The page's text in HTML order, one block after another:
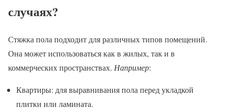
случаях?
Стяжка пола подходит для различных типов помещений.
Она может использоваться как в жилых, так и в
коммерческих пространствах. Например:
Квартиры: для выравнивания пола перед укладкой
плитки или ламината.